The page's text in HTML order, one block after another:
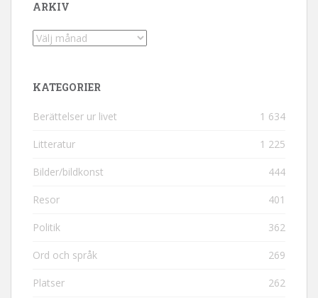
ARKIV
Arkiv
KATEGORIER
Berättelser ur livet 1 634
Litteratur 1 225
Bilder/bildkonst 444
Resor 401
Politik 362
Ord och språk 269
Platser 262